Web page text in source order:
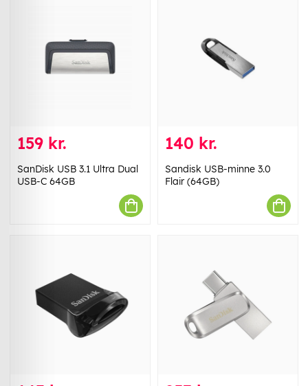
159 kr.
SanDisk USB 3.1 Ultra Dual
USB-C 64GB
140 kr.
Sandisk USB-minne 3.0
Flair (64GB)